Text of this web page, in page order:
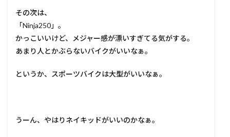
その次は、
「Ninja250」。
かっこいいけど、メジャー感が漂いすぎてる気がする。
あまり人とかぶらないバイクがいいなぁ。
というか、スポーツバイクは大型がいいなぁ。
うーん、やはりネイキッドがいいのかなぁ。